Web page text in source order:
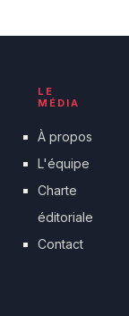
LE
MÉDIA
À propos
L'équipe
Charte
éditoriale
Contact